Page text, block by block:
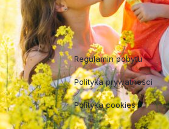
Regulaminy
Regulamin pobytu
Polityka prywatności
Polityka cookies